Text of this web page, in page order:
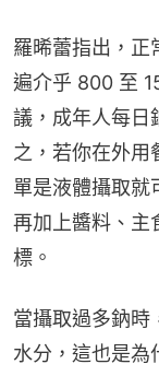
羅晞蕾指出，正
遍介乎 800 至
議，成年人每日
之，若你在外用
單是液體攝取就
再加上醬料、主
標。
當攝取過多鈉時
水分，這也是為